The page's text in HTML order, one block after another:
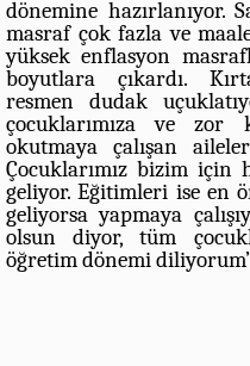
dönemine hazırlanıyor.
masraf çok fazla ve
yüksek enflasyon
boyutlara çıkardı.
resmen dudak
çocuklarımıza ve zor
okutmaya çalışan
Çocuklarımız bizim için
geliyor. Eğitimleri ise en
geliyorsa yapmaya
olsun diyor, tüm
öğretim dönemi